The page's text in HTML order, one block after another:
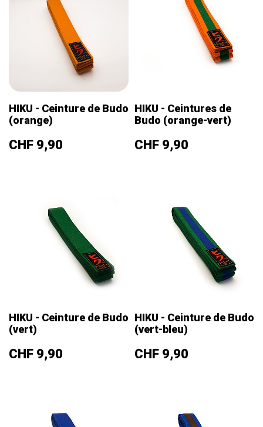
HIKU - Ceinture de Budo
(orange)
Prix
CHF 9,90
HIKU - Ceintures de
Budo (orange-vert)
Prix
CHF 9,90
HIKU - Ceinture de Budo
(vert)
Prix
CHF 9,90
HIKU - Ceinture de Budo
(vert-bleu)
Prix
CHF 9,90